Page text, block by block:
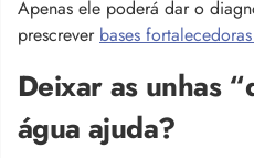
Apenas ele poderá dar o
prescrever bases
Deixar as unhas
água ajuda?